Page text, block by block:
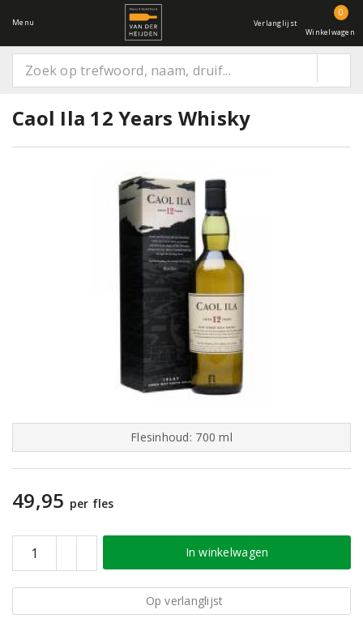
Menu Verlanglijst
0
Winkelwagen
Caol Ila 12 Years Whisky
Flesinhoud: 700 ml
49,95 per fles
In winkelwagen
Op verlanglijst